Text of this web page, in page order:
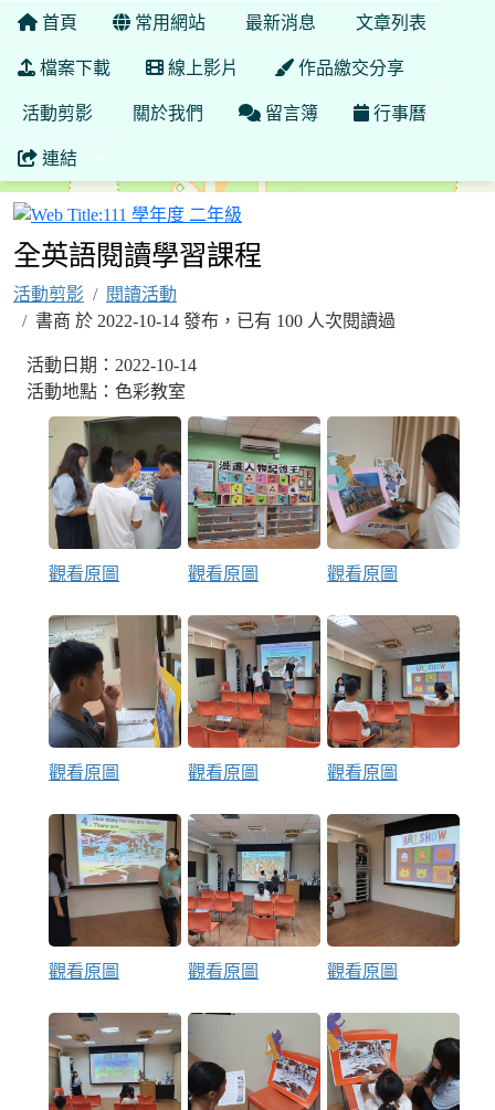
首頁 常用網站 最新消息 文章列表
檔案下載 線上影片 作品繳交分享
活動剪影 關於我們 留言簿 行事曆
連結
全英語閱讀學習課程
活動剪影
閱讀活動
書商 於 2022-10-14 發布，已有 100 人次閱讀過
活動日期：2022-10-14
活動地點：色彩教室
觀看原圖 觀看原圖 觀看原圖
觀看原圖 觀看原圖 觀看原圖
觀看原圖 觀看原圖 觀看原圖